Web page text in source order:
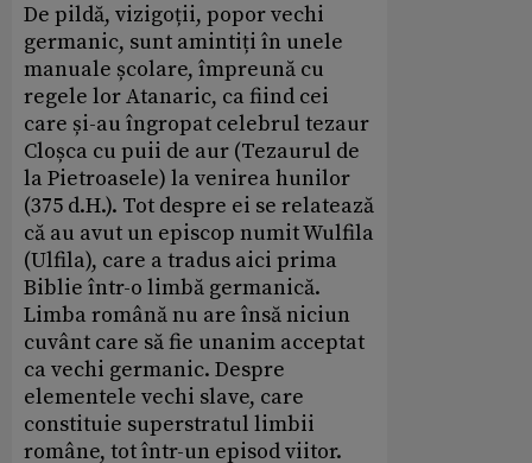
De pildă, vizigoții, popor vechi
germanic, sunt amintiți în unele
manuale școlare, împreună cu
regele lor Atanaric, ca fiind cei
care și-au îngropat celebrul tezaur
Cloșca cu puii de aur (Tezaurul de
la Pietroasele) la venirea hunilor
(375 d.H.). Tot despre ei se relatează
că au avut un episcop numit Wulfila
(Ulfila), care a tradus aici prima
Biblie într-o limbă germanică.
Limba română nu are însă niciun
cuvânt care să fie unanim acceptat
ca vechi germanic. Despre
elementele vechi slave, care
constituie superstratul limbii
române, tot într-un episod viitor.